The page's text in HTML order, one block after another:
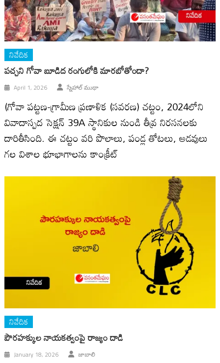
నివేదిక
పచ్చని గోవా బూడిద రంగులోకి మారబోతోందా?
April 1, 2026 స్నేహాల్ ముథా
(గోవా పట్టణ-గ్రామీణ ప్రణాళిక (సవరణ) చట్టం, 2024లోని
వివాదాస్పద సెక్షన్ 39A స్థానికుల నుండి తీవ్ర నిరసనలకు
దారితీసింది. ఈ చట్టం వరి పొలాలు, పండ్ల తోటలు, అడవులు
గల విశాల భూభాగాలను కాంక్రీట్
నివేదిక
పౌరహక్కుల నాయకత్వంపై రాజ్యం దాడి
January 18, 2026 జాబాలి